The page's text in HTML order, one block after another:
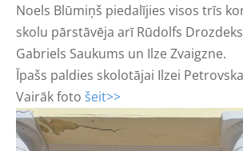
Noels Blūmiņš piedalījies visos trīs
skolu pārstāvēja arī Rūdolfs
Gabriels Saukums un Ilze Zvaigzne.
Īpašs paldies skolotājai Ilzei
Vairāk foto šeit>>